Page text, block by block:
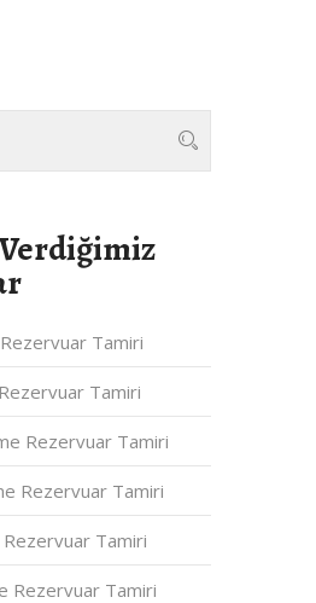
Tamiri
Tamiri
Rezervuar Tamiri
Rezervuar Tamiri
Tamiri
Rezervuar Tamiri